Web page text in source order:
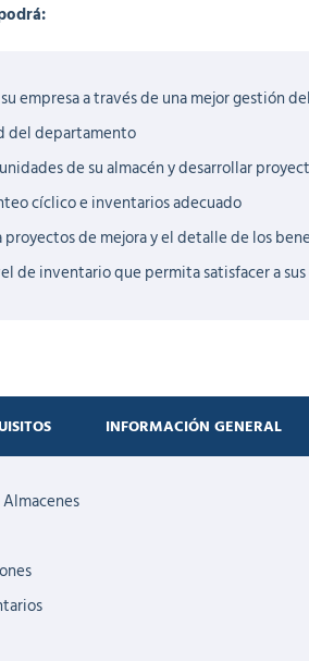
empresa a través de una mejor gestión
del departamento
de su almacén y desarrollar
cíclico e inventarios adecuado
de mejora y el detalle de los
de inventario que permita satisfacer a
INFORMACIÓN GENERAL